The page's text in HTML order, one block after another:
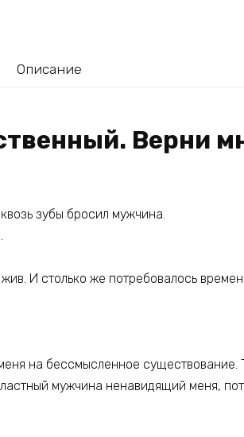
Описание
Верни
зубы бросил мужчина.
И столько же потребовалось
на бессмысленное существование.
мужчина ненавидящий меня,